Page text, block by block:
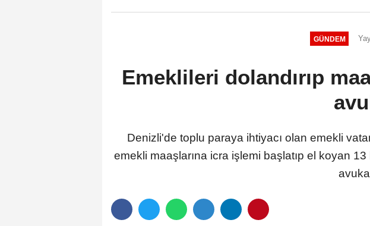
GÜNDEM
Emeklileri dolandırıp
Denizli'de toplu paraya ihtiyacı olan emekli
emekli maaşlarına icra işlemi başlatıp el koyan